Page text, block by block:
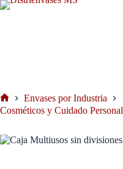
Envases por Industria
Cosméticos y Cuidado Personal